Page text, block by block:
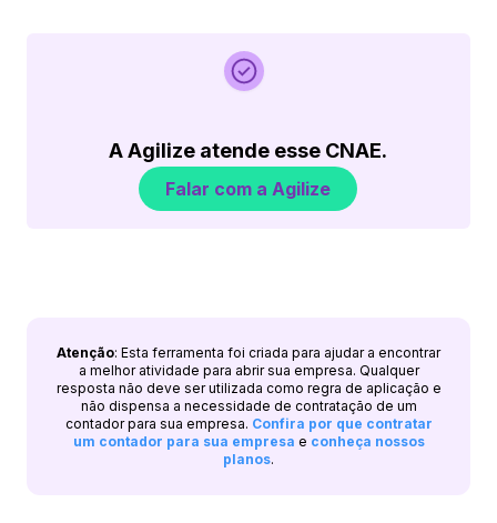
A Agilize atende esse CNAE.
Falar com a Agilize
Atenção: Esta ferramenta foi criada para ajudar a encontrar
a melhor atividade para abrir sua empresa. Qualquer
resposta não deve ser utilizada como regra de aplicação e
não dispensa a necessidade de contratação de um
contador para sua empresa. Confira por que contratar
um contador para sua empresa e conheça nossos
planos.